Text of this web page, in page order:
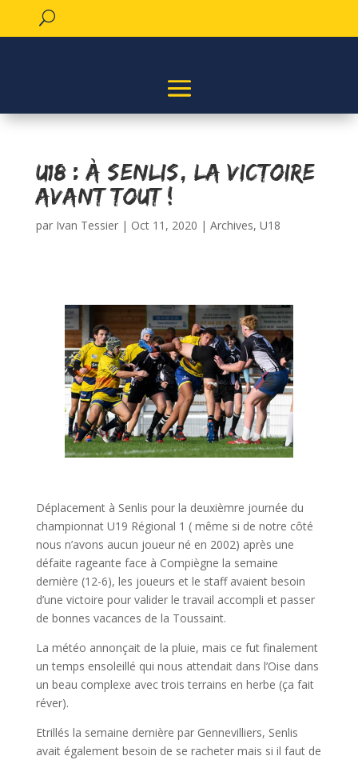
U18 : à Senlis, la victoire
avant tout !
par Ivan Tessier| Oct 11, 2020 | Archives, U18
Déplacement à Senlis pour la deuxièmre journée du
championnat U19 Régional 1 ( même si de notre côté
nous n’avons aucun joueur né en 2002) après une
défaite rageante face à Compiègne la semaine
dernière (12-6), les joueurs et le staff avaient besoin
d’une victoire pour valider le travail accompli et passer
de bonnes vacances de la Toussaint.
La météo annonçait de la pluie, mais ce fut finalement
un temps ensoleillé qui nous attendait dans l’Oise dans
un beau complexe avec trois terrains en herbe (ça fait
réver).
Etrillés la semaine dernière par Gennevilliers, Senlis
avait également besoin de se racheter mais si il faut de